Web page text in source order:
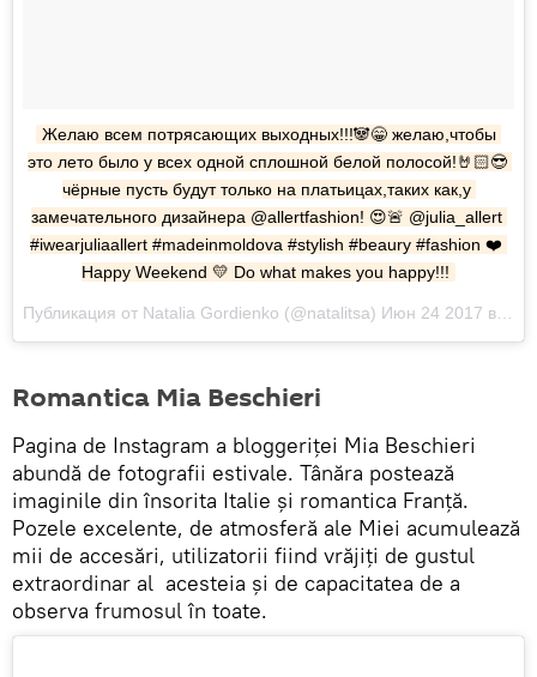
Желаю всем потрясающих выходных!!!🐼😁 желаю,чтобы
это лето было у всех одной сплошной белой полосой!🤘🏻😎
чёрные пусть будут только на платьицах,таких как,у
замечательного дизайнера @allertfashion! 😍🚨 @julia_allert
#iwearjuliaallert #madeinmoldova #stylish #beaury #fashion ❤️
Happy Weekend 💛 Do what makes you happy!!!
Публикация от Natalia Gordienko (@natalitsa) Июн 24 2017 в 3:50 PDT
Romantica Mia Beschieri
Pagina de Instagram a bloggeriței Mia Beschieri
abundă de fotografii estivale. Tânăra postează
imaginile din însorita Italie și romantica Franță.
Pozele excelente, de atmosferă ale Miei acumulează
mii de accesări, utilizatorii fiind vrăjiți de gustul
extraordinar al acesteia și de capacitatea de a
observa frumosul în toate.